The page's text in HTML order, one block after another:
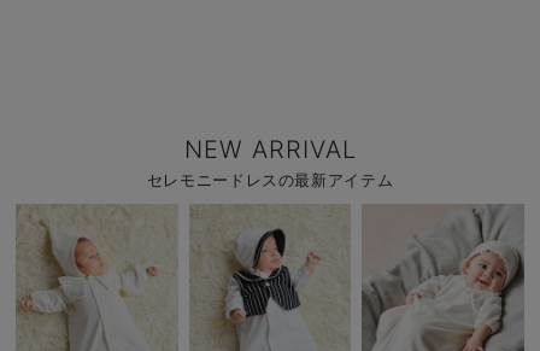
NEW ARRIVAL
セレモニードレスの最新アイテム